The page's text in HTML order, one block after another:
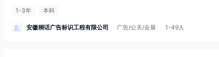
1-3年 本科
安徽桐话广告标识工程有限公司 广告/公关/会展 1-49人